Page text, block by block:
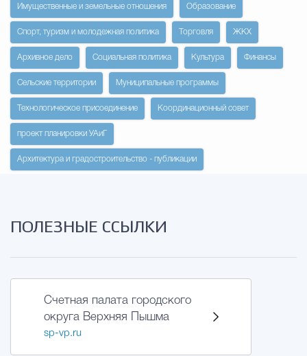
Избирательная
Гостям Городского
Имущественные и земельные отношения Образование
Спорт, туризм и молодежная политика Торговля ЖКХ
Архивное дело Социальная политика Культура Финансы
Сельские территории Муниципальные программы
Технологическое присоединение Координационный совет
проект планировки УАиГ
Архитектура и градостроительство - публикации
ПОЛЕЗНЫЕ ССЫЛКИ
Счетная палата городского
округа Верхняя Пышма
sp-vp.ru